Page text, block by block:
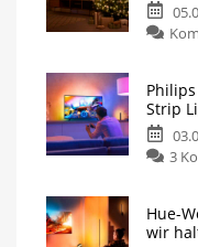
Strip
3
Hue-
wir